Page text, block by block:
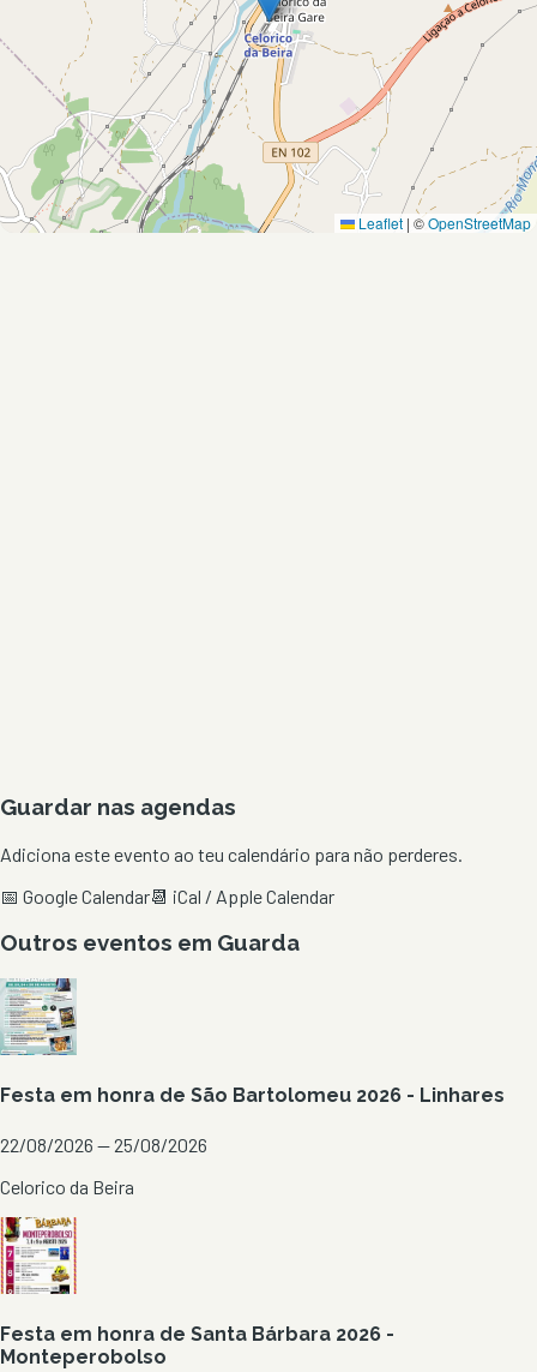
Leaflet | ©OpenStreetMap
Guardar nas agendas
Adiciona este evento ao teu calendário para não perderes.
📅 Google Calendar📆 iCal / Apple Calendar
Outros eventos em Guarda
Festa em honra de São Bartolomeu 2026 - Linhares
22/08/2026 — 25/08/2026
Celorico da Beira
Festa em honra de Santa Bárbara 2026 -
Monteperobolso